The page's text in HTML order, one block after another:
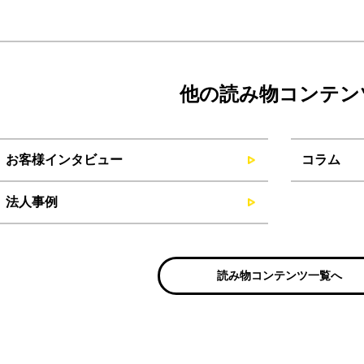
他の読み物コンテン
お客様インタビュー コラム
法人事例
読み物コンテンツ一覧へ